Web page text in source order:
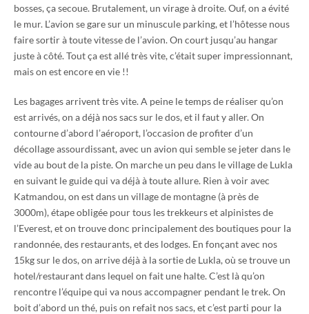
bosses, ça secoue. Brutalement, un virage à droite. Ouf, on a évité
le mur. L’avion se gare sur un minuscule parking, et l’hôtesse nous
faire sortir à toute vitesse de l’avion. On court jusqu’au hangar
juste à côté. Tout ça est allé très vite, c’était super impressionnant,
mais on est encore en vie !!
Les bagages arrivent très vite. A peine le temps de réaliser qu’on
est arrivés, on a déjà nos sacs sur le dos, et il faut y aller. On
contourne d’abord l’aéroport, l’occasion de profiter d’un
décollage assourdissant, avec un avion qui semble se jeter dans le
vide au bout de la piste. On marche un peu dans le village de Lukla
en suivant le guide qui va déjà à toute allure. Rien à voir avec
Katmandou, on est dans un village de montagne (à près de
3000m), étape obligée pour tous les trekkeurs et alpinistes de
l’Everest, et on trouve donc principalement des boutiques pour la
randonnée, des restaurants, et des lodges. En fonçant avec nos
15kg sur le dos, on arrive déjà à la sortie de Lukla, où se trouve un
hotel/restaurant dans lequel on fait une halte. C’est là qu’on
rencontre l’équipe qui va nous accompagner pendant le trek. On
boit d’abord un thé, puis on refait nos sacs, et c’est parti pour la